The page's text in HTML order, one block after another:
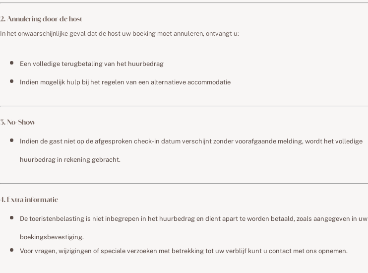
2. Annulering door de host
In het onwaarschijnlijke geval dat de host uw boeking moet annuleren, ontvangt u:
Een volledige terugbetaling van het huurbedrag
Indien mogelijk hulp bij het regelen van een alternatieve accommodatie
3. No-Show
Indien de gast niet op de afgesproken check-in datum verschijnt zonder voorafgaande melding, wordt het volledige
huurbedrag in rekening gebracht.
4. Extra informatie
De toeristenbelasting is niet inbegrepen in het huurbedrag en dient apart te worden betaald, zoals aangegeven in uw
boekingsbevestiging.
Voor vragen, wijzigingen of speciale verzoeken met betrekking tot uw verblijf kunt u contact met ons opnemen.